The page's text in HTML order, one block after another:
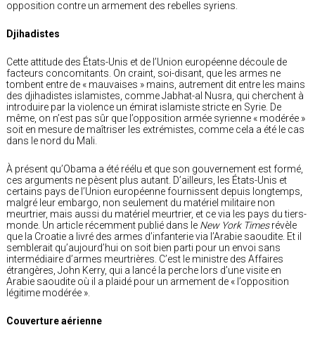
opposition contre un armement des rebelles syriens.
Djihadistes
Cette attitude des États-Unis et de l’Union européenne découle de
facteurs concomitants. On craint, soi-disant, que les armes ne
tombent entre de « mauvaises » mains, autrement dit entre les mains
des djihadistes islamistes, comme Jabhat-al Nusra, qui cherchent à
introduire par la violence un émirat islamiste stricte en Syrie. De
même, on n’est pas sûr que l’opposition armée syrienne « modérée »
soit en mesure de maîtriser les extrémistes, comme cela a été le cas
dans le nord du Mali.
À présent qu’Obama a été réélu et que son gouvernement est formé,
ces arguments ne pèsent plus autant. D’ailleurs, les États-Unis et
certains pays de l’Union européenne fournissent depuis longtemps,
malgré leur embargo, non seulement du matériel militaire non
meurtrier, mais aussi du matériel meurtrier, et ce via les pays du tiers-
monde. Un article récemment publié dans le New York Timesrévèle
que la Croatie a livré des armes d’infanterie via l’Arabie saoudite. Et il
semblerait qu’aujourd’hui on soit bien parti pour un envoi sans
intermédiaire d’armes meurtrières. C’est le ministre des Affaires
étrangères, John Kerry, qui a lancé la perche lors d’une visite en
Arabie saoudite où il a plaidé pour un armement de « l’opposition
légitime modérée ».
Couverture aérienne